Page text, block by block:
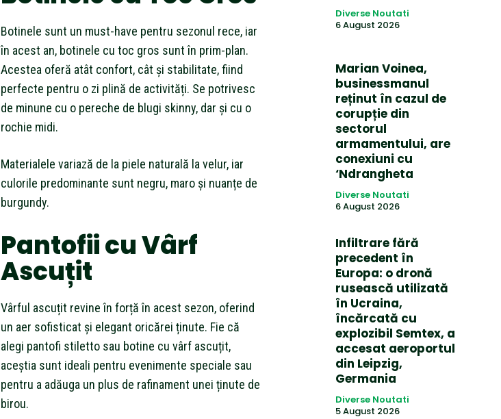
Botinele sunt un must-have pentru sezonul rece, iar
în acest an, botinele cu toc gros sunt în prim-plan.
Acestea oferă atât confort, cât și stabilitate, fiind
perfecte pentru o zi plină de activități. Se potrivesc
de minune cu o pereche de blugi skinny, dar și cu o
rochie midi.
Materialele variază de la piele naturală la velur, iar
culorile predominante sunt negru, maro și nuanțe de
burgundy.
Pantofii cu Vârf
Ascuțit
Vârful ascuțit revine în forță în acest sezon, oferind
un aer sofisticat și elegant oricărei ținute. Fie că
alegi pantofi stiletto sau botine cu vârf ascuțit,
aceștia sunt ideali pentru evenimente speciale sau
pentru a adăuga un plus de rafinament unei ținute de
birou.
Diverse Noutati
6 August 2026
Marian Voinea,
businessmanul
reținut în cazul de
corupție din
sectorul
armamentului, are
conexiuni cu
‘Ndrangheta
Diverse Noutati
6 August 2026
Infiltrare fără
precedent în
Europa: o dronă
rusească utilizată
în Ucraina,
încărcată cu
explozibil Semtex, a
accesat aeroportul
din Leipzig,
Germania
Diverse Noutati
5 August 2026